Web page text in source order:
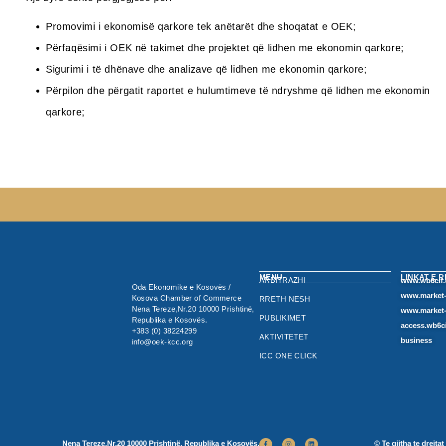
Promovimi i ekonomisë qarkore tek anëtarët dhe shoqatat e OEK;
Përfaqësimi i OEK në takimet dhe projektet që lidhen me ekonomin qarkore;
Sigurimi i të dhënave dhe analizave që lidhen me ekonomin qarkore;
Përpilon dhe përgatit raportet e hulumtimeve të ndryshme që lidhen me ekonomin
qarkore;
Oda Ekonomike e Kosovës /
Kosova Chamber of Commerce
Nena Tereze,Nr.20 10000 Prishtinë,
Republika e Kosovës.
+383 (0) 38224299
info@oek-kcc.org
MENU
ARBITRAZHI
RRETH NESH
PUBLIKIMET
AKTIVITETET
ICC ONE CLICK
LINKAT E
www.market-
business
Nena Tereze,Nr.20 10000 Prishtinë, Republika e Kosovës. © Te gjitha te drejtat